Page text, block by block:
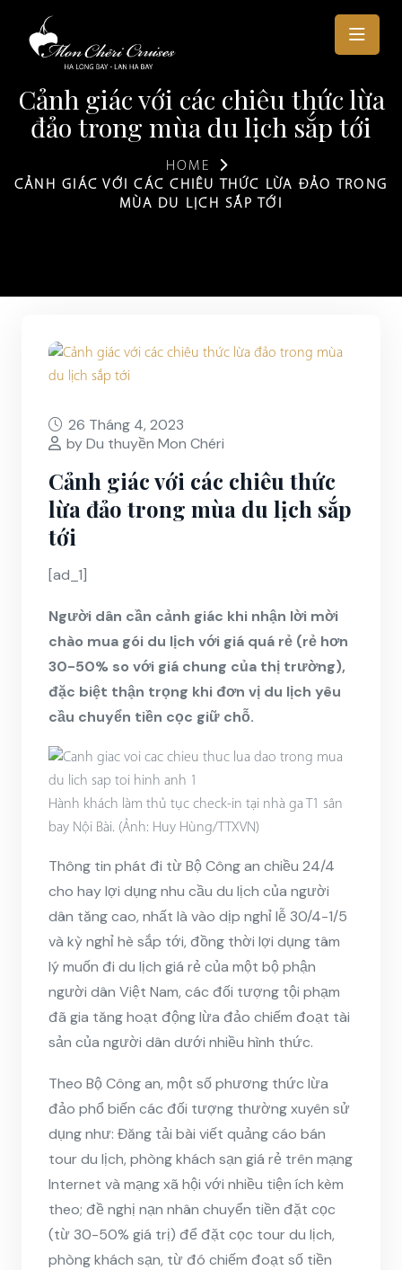
Cảnh giác với các chiêu thức lừa
đảo trong mùa du lịch sắp tới
HOME
CẢNH GIÁC VỚI CÁC CHIÊU THỨC LỪA ĐẢO TRONG
MÙA DU LỊCH SẮP TỚI
26 Tháng 4, 2023
by Du thuyền Mon Chéri
Cảnh giác với các chiêu thức
lừa đảo trong mùa du lịch sắp
tới
[ad_1]
Người dân cần cảnh giác khi nhận lời mời
chào mua gói du lịch với giá quá rẻ (rẻ hơn
30-50% so với giá chung của thị trường),
đặc biệt thận trọng khi đơn vị du lịch yêu
cầu chuyển tiền cọc giữ chỗ.
Hành khách làm thủ tục check-in tại nhà ga T1 sân
bay Nội Bài. (Ảnh: Huy Hùng/TTXVN)
Thông tin phát đi từ Bộ Công an chiều 24/4
cho hay lợi dụng nhu cầu du lịch của người
dân tăng cao, nhất là vào dịp nghỉ lễ 30/4-1/5
và kỳ nghỉ hè sắp tới, đồng thời lợi dụng tâm
lý muốn đi du lịch giá rẻ của một bộ phận
người dân Việt Nam, các đối tượng tội phạm
đã gia tăng hoạt động lừa đảo chiếm đoạt tài
sản của người dân dưới nhiều hình thức.
Theo Bộ Công an, một số phương thức lừa
đảo phổ biến các đối tượng thường xuyên sử
dụng như: Đăng tải bài viết quảng cáo bán
tour du lịch, phòng khách sạn giá rẻ trên mạng
Internet và mạng xã hội với nhiều tiện ích kèm
theo; đề nghị nạn nhân chuyển tiền đặt cọc
(từ 30-50% giá trị) để đặt cọc tour du lịch,
phòng khách sạn, từ đó chiếm đoạt số tiền